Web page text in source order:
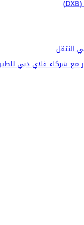
التنقل
مع شركاء فلاي دبي